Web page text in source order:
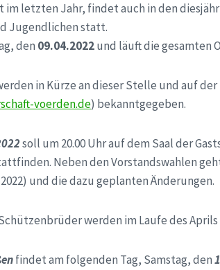
im letzten Jahr, findet auch in den
Jugendlichen statt.
den 09.04.2022und läuft die gesamten
in Kürze an dieser Stelle und auf
voerden.de) bekanntgegeben.
soll um 20.00 Uhr auf dem Saal der
Neben den Vorstandswahlen
und die dazu geplanten Änderungen.
werden im Laufe des
findet am folgenden Tag, Samstag, den